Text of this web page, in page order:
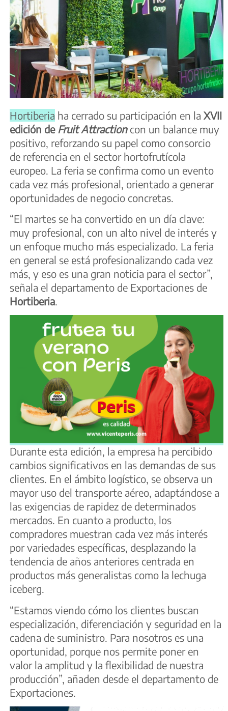
Hortiberia ha cerrado su participación en la XVII
edición de Fruit Attractioncon un balance muy
positivo, reforzando su papel como consorcio
de referencia en el sector hortofrutícola
europeo. La feria se confirma como un evento
cada vez más profesional, orientado a generar
oportunidades de negocio concretas.
“El martes se ha convertido en un día clave:
muy profesional, con un alto nivel de interés y
un enfoque mucho más especializado. La feria
en general se está profesionalizando cada vez
más, y eso es una gran noticia para el sector”,
señala el departamento de Exportaciones de
Hortiberia
Durante esta edición, la empresa ha percibido
cambios significativos en las demandas de sus
clientes. En el ámbito logístico, se observa un
mayor uso del transporte aéreo, adaptándose a
las exigencias de rapidez de determinados
mercados. En cuanto a producto, los
compradores muestran cada vez más interés
por variedades específicas, desplazando la
tendencia de años anteriores centrada en
productos más generalistas como la lechuga
iceberg.
“Estamos viendo cómo los clientes buscan
especialización, diferenciación y seguridad en la
cadena de suministro. Para nosotros es una
oportunidad, porque nos permite poner en
valor la amplitud y la flexibilidad de nuestra
producción”, añaden desde el departamento de
Exportaciones.